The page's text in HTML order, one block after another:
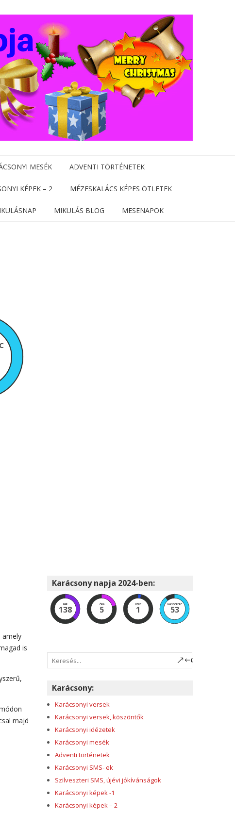
MESÉK ADVENTI TÖRTÉNETEK
KÉPEK – 2 MÉZESKALÁCS KÉPES ÖTLETEK
MIKULÁS BLOG MESENAPOK
amely
is
majd
Karácsony napja 2024-ben:
NAP
138
ÓRA
5
PERC
1
MÁSODPERC
52
Karácsony:
Karácsonyi versek
Karácsonyi versek, köszöntők
Karácsonyi idézetek
Karácsonyi mesék
Adventi történetek
Karácsonyi SMS- ek
Szilveszteri SMS, újévi jókívánságok
Karácsonyi képek -1
Karácsonyi képek – 2